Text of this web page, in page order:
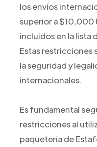
los envíos
superior a $10,000
incluidos en la
Estas restricciones
la seguridad y
internacionales.
Es fundamental
restricciones al
paquetería de